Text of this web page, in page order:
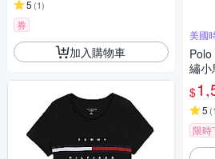
5 (1)
券
加入購物車
美國
繡小
氣
$
5 (1
限時